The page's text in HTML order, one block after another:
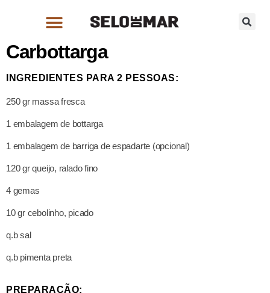
Carbottarga
INGREDIENTES PARA 2 PESSOAS:
250 gr massa fresca
1 embalagem de bottarga
1 embalagem de barriga de espadarte (opcional)
120 gr queijo, ralado fino
4 gemas
10 gr cebolinho, picado
q.b sal
q.b pimenta preta
PREPARAÇÃO: